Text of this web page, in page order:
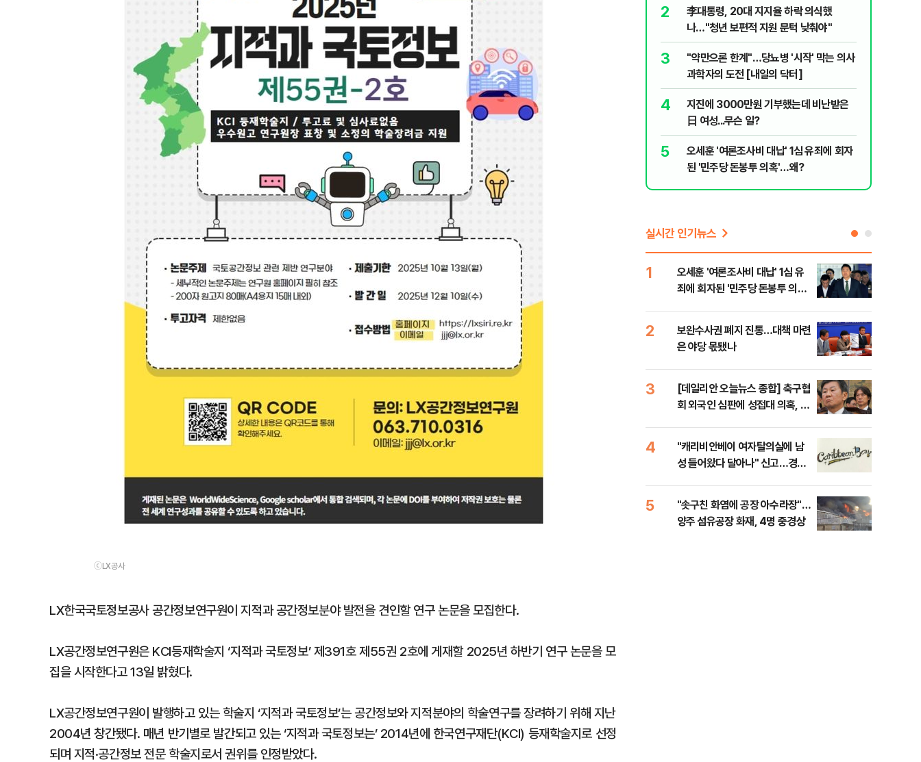
ⓒLX공사
LX한국국토정보공사 공간정보연구원이 지적과 공간정보분야 발전을 견인할 연구 논문을 모집한다.
LX공간정보연구원은 KCI등재학술지 ‘지적과 국토정보’ 제391호 제55권 2호에 게재할 2025년 하반기 연구 논문을 모
집을 시작한다고 13일 밝혔다.
LX공간정보연구원이 발행하고 있는 학술지 ‘지적과 국토정보’는 공간정보와 지적분야의 학술연구를 장려하기 위해 지난
2004년 창간됐다. 매년 반기별로 발간되고 있는 ‘지적과 국토정보는’ 2014년에 한국연구재단(KCI) 등재학술지로 선정
되며 지적·공간정보 전문 학술지로서 권위를 인정받았다.
물, SK하이닉스 프리마켓 시초가 논란 재
점화, 김민석 "과반 승리 가능성 99%" 등
2
李대통령, 20대 지지율 하락 의식했
나…"청년 보편적 지원 문턱 낮춰야"
3
"약만으론 한계"…당뇨병 '시작' 막는 의사
과학자의 도전 [내일의 닥터]
4
지진에 3000만원 기부했는데 비난받은
日 여성...무슨 일?
5
오세훈 '여론조사비 대납' 1심 유죄에 회자
된 '민주당 돈봉투 의혹'…왜?
실시간 인기뉴스
1
오세훈 '여론조사비 대납' 1심 유
죄에 회자된 '민주당 돈봉투 의
2
보완수사권 폐지 진통…대책 마련
은 야당 몫됐나
3
[데일리안 오늘뉴스 종합] 축구협
회 외국인 심판에 성접대 의혹, 李
이닉스 프리마켓 시초가 논란 재
점화, 김민석 "과반 승리 가능성
99%" 등
4
"캐리비안베이 여자탈의실에 남
성 들어왔다 달아나" 신고…경찰,
5
"솟구친 화염에 공장 아수라장"…
양주 섬유공장 화재, 4명 중경상